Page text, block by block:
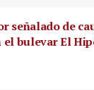
señalado de
el bulevar El